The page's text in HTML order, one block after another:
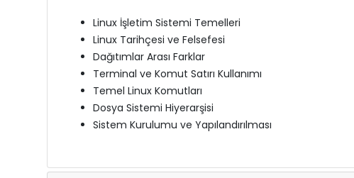
Linux İşletim Sistemi Temelleri
Linux Tarihçesi ve Felsefesi
Dağıtımlar Arası Farklar
Terminal ve Komut Satırı Kullanımı
Temel Linux Komutları
Dosya Sistemi Hiyerarşisi
Sistem Kurulumu ve Yapılandırılması